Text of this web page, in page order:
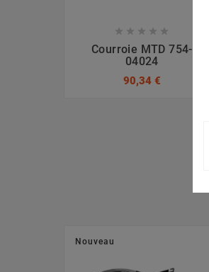
    
Courroie MTD 754-
04024
90,34 €
Nouveau